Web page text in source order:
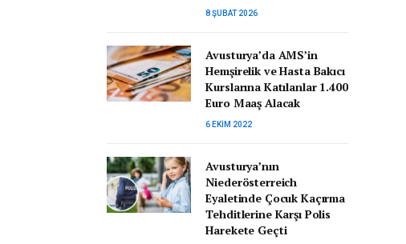
8 ŞUBAT 2026
Avusturya’da AMS’in
Hemşirelik ve Hasta Bakıcı
Kurslarına Katılanlar 1.400
Euro Maaş Alacak
6 EKIM 2022
Avusturya’nın
Niederösterreich
Eyaletinde Çocuk Kaçırma
Tehditlerine Karşı Polis
Harekete Geçti